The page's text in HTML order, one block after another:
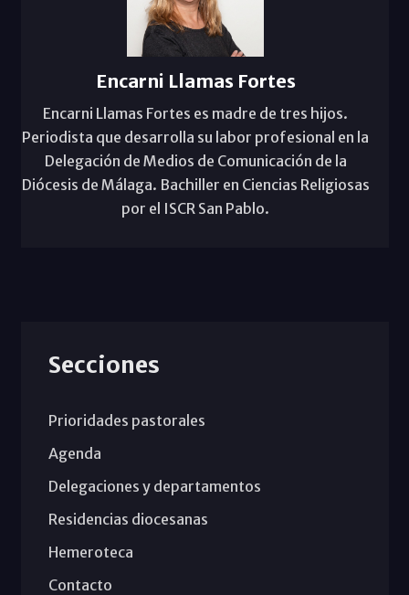
Encarni Llamas Fortes
Encarni Llamas Fortes es madre de tres hijos.
Periodista que desarrolla su labor profesional en la
Delegación de Medios de Comunicación de la
Diócesis de Málaga. Bachiller en Ciencias Religiosas
por el ISCR San Pablo.
Secciones
Prioridades pastorales
Agenda
Delegaciones y departamentos
Residencias diocesanas
Hemeroteca
Contacto